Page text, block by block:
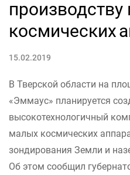
космических
15.02.2019
В Тверской области на
«Эммаус» планируется
высокотехнологичный
малых космических
зондирования Земли и
Об этом сообщил